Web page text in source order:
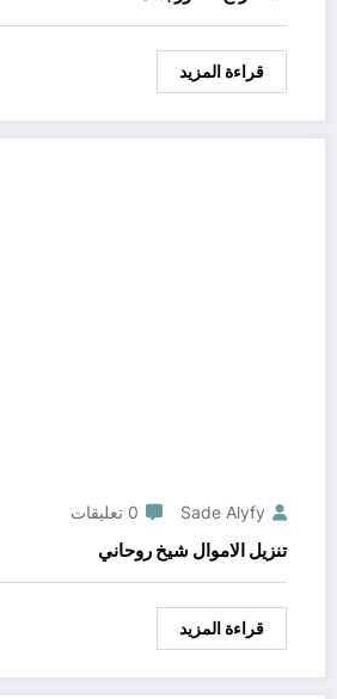
قراءة المزيد
Sade Alyfy 0 تعليقات
تنزيل الاموال شيخ روحاني
قراءة المزيد